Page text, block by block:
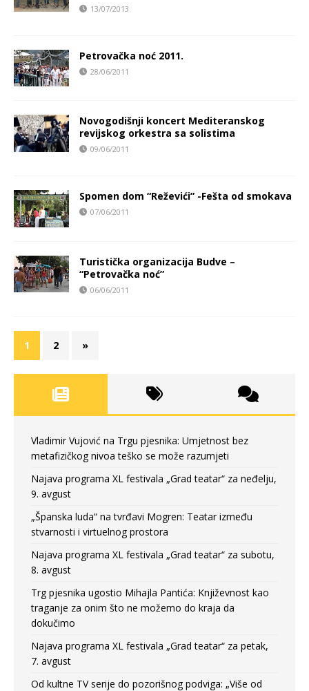
13/07/2013
Petrovačka noć 2011.
28/06/2011
Novogodišnji koncert Mediteranskog
revijskog orkestra sa solistima
09/06/2011
Spomen dom “Reževići” -Fešta od smokava
07/06/2011
Turistička organizacija Budve –
“Petrovačka noć”
06/06/2011
1 2 »
Vladimir Vujović na Trgu pjesnika: Umjetnost bez
metafizičkog nivoa teško se može razumjeti
Najava programa XL festivala „Grad teatar“ za neđelju,
9. avgust
„Španska luda“ na tvrđavi Mogren: Teatar između
stvarnosti i virtuelnog prostora
Najava programa XL festivala „Grad teatar“ za subotu,
8. avgust
Trg pjesnika ugostio Mihajla Pantića: Književnost kao
traganje za onim što ne možemo do kraja da
dokučimo
Najava programa XL festivala „Grad teatar“ za petak,
7. avgust
Od kultne TV serije do pozorišnog podviga: „Više od